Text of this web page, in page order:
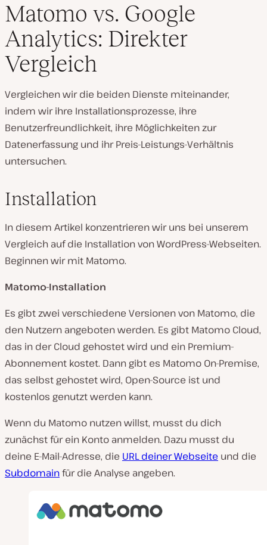
Matomo vs. Google
Analytics: Direkter
Vergleich
Vergleichen wir die beiden Dienste miteinander,
indem wir ihre Installationsprozesse, ihre
Benutzerfreundlichkeit, ihre Möglichkeiten zur
Datenerfassung und ihr Preis-Leistungs-Verhältnis
untersuchen.
Installation
In diesem Artikel konzentrieren wir uns bei unserem
Vergleich auf die Installation von WordPress-Webseiten.
Beginnen wir mit Matomo.
Matomo-Installation
Es gibt zwei verschiedene Versionen von Matomo, die
den Nutzern angeboten werden. Es gibt Matomo Cloud,
das in der Cloud gehostet wird und ein Premium-
Abonnement kostet. Dann gibt es Matomo On-Premise,
das selbst gehostet wird, Open-Source ist und
kostenlos genutzt werden kann.
Wenn du Matomo nutzen willst, musst du dich
zunächst für ein Konto anmelden. Dazu musst du
deine E-Mail-Adresse, die URL deiner Webseite und die
Subdomainfür die Analyse angeben.